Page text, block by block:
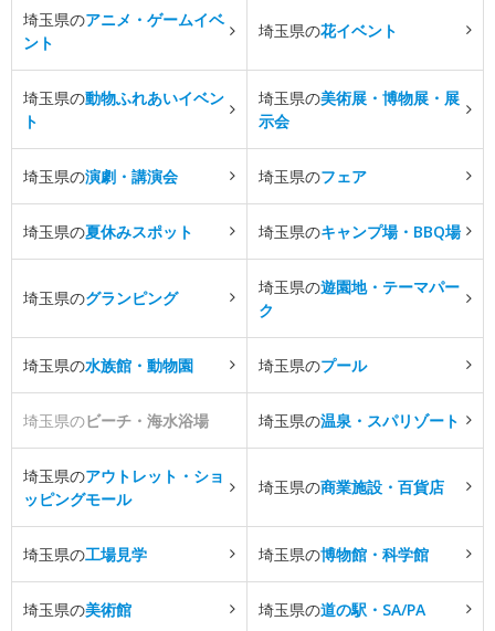
埼玉県のアニメ・ゲームイベ
ント
埼玉県の花イベント
埼玉県の動物ふれあいイベン
ト
埼玉県の美術展・博物展・展
示会
埼玉県の演劇・講演会 埼玉県のフェア
埼玉県の夏休みスポット 埼玉県のキャンプ場・BBQ場
埼玉県のグランピング
埼玉県の遊園地・テーマパー
ク
埼玉県の水族館・動物園 埼玉県のプール
埼玉県のビーチ・海水浴場 埼玉県の温泉・スパリゾート
埼玉県のアウトレット・ショ
ッピングモール
埼玉県の商業施設・百貨店
埼玉県の工場見学 埼玉県の博物館・科学館
埼玉県の美術館 埼玉県の道の駅・SA/PA